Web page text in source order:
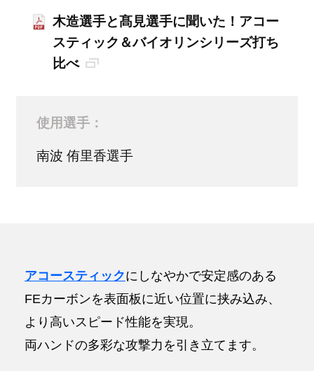
木造選手と髙見選手に聞いた！アコー
スティック＆バイオリンシリーズ打ち
比べ
使用選手：
南波 侑里香選手
アコースティックにしなやかで安定感のある
FEカーボンを表面板に近い位置に挟み込み、
より高いスピード性能を実現。
両ハンドの多彩な攻撃力を引き立てます。